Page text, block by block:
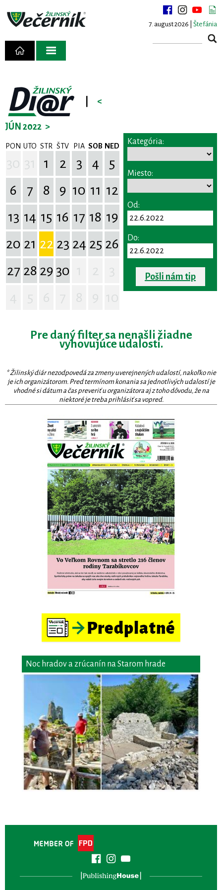
7. august 2026 | Štefánia
<
JÚN 2022 >
PON UTO STR ŠTV PIA SOB NED
1 2 3 4
5
6
7 8 9 10 11 12
13 14 15 16 17 18 19
20 21 22 23 24 25 26
27 28 29 30
Kategória:
Miesto:
Od:
Do:
Pošli nám tip
Pre daný filter sa nenašli žiadne
vyhovujúce udalosti.
* Žilinský diár nezodpovedá za zmeny uverejnených udalostí, nakoľko nie
je ich organizátorom. Pred termínom konania sa jednotlivých udalostí je
vhodné si dátum a čas preveriť u organizátora aj z toho dôvodu, že na
niektoré je treba prihlásiť sa vopred.
Noc hradov a zrúcanín na Starom hrade